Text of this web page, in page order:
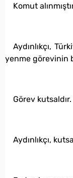
Komut
Aydınlıkçı,
yenme görevinin
Görev kutsaldır.
Aydınlıkçı,